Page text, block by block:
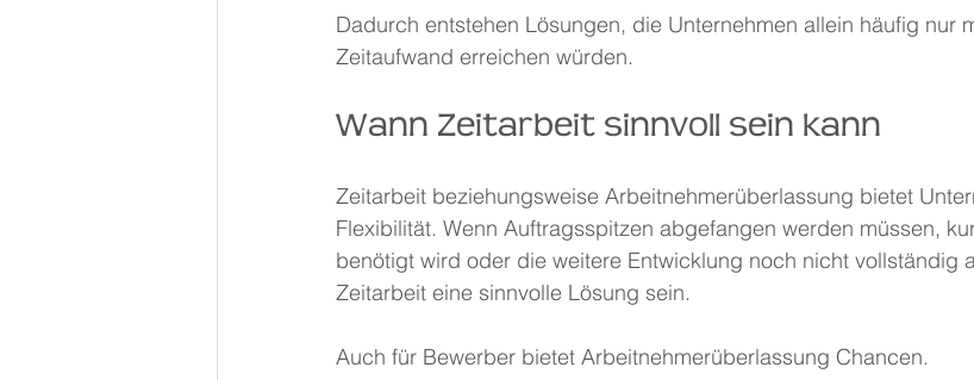
Dadurch entstehen Lösungen, die Unternehmen allein häufig nur
Zeitaufwand erreichen würden.
Wann Zeitarbeit sinnvoll sein kann
Zeitarbeit beziehungsweise Arbeitnehmerüberlassung bietet
Flexibilität. Wenn Auftragsspitzen abgefangen werden müssen,
benötigt wird oder die weitere Entwicklung noch nicht vollständig
Zeitarbeit eine sinnvolle Lösung sein.
Auch für Bewerber bietet Arbeitnehmerüberlassung Chancen.